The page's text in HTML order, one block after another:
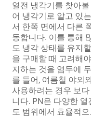
열전 냉각기를 찾아
어 냉각기로 알고 있
서 한쪽 면에서 다른
동합니다. 이를 통해
도 냉각 상태를 유지
을 구매할 때 고려해
지하는 것을 염두에
를 들어, 여름철 야외
사용하려는 경우 보
니다. PN은 다양한
도 범위에서 효율적